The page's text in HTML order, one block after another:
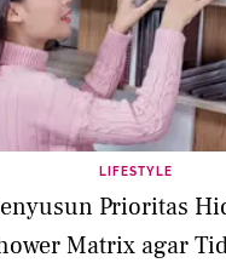
LIFESTYLE
Prioritas
Matrix agar